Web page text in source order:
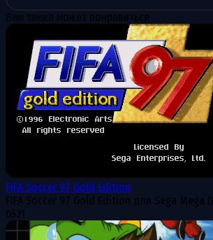
Вам также может понравиться
FIFA Soccer 97 Gold Edition
FIFA Soccer 97 Gold Edition для Sega Mega
0521